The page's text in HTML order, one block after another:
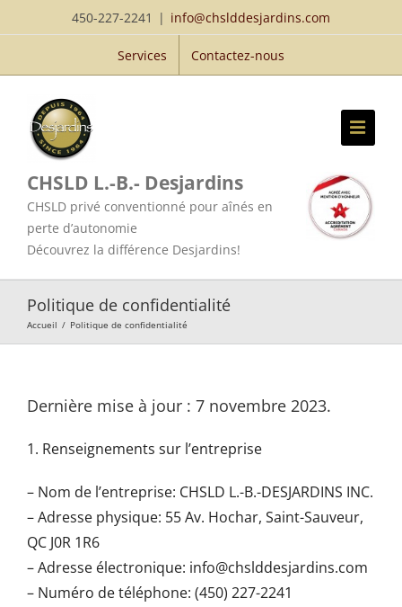
au
450-227-2241 | info@chslddesjardins.com
Services Contactez-nous
CHSLD L.-B.- Desjardins
CHSLD privé conventionné pour aînés en
perte d’autonomie
Découvrez la différence Desjardins!
Politique de confidentialité
Accueil / Politique de confidentialité
Dernière mise à jour : 7 novembre 2023.
1. Renseignements sur l’entreprise
– Nom de l’entreprise: CHSLD L.-B.-DESJARDINS INC.
– Adresse physique: 55 Av. Hochar, Saint-Sauveur,
QC J0R 1R6
– Adresse électronique: info@chslddesjardins.com
– Numéro de téléphone: (450) 227-2241